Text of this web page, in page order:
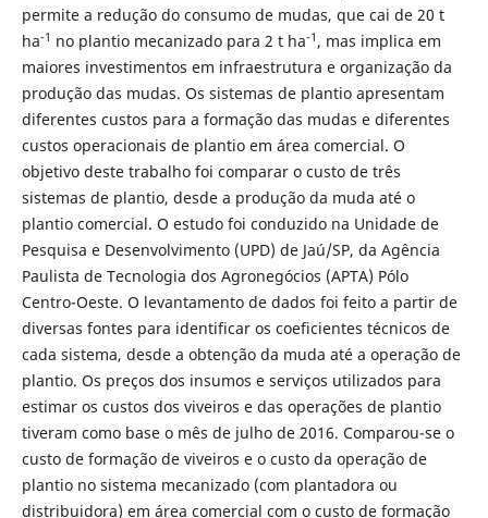
permite a redução do consumo de mudas, que cai de 20 t
ha-1 no plantio mecanizado para 2 t ha-1 , mas implica em
maiores investimentos em infraestrutura e organização da
produção das mudas. Os sistemas de plantio apresentam
diferentes custos para a formação das mudas e diferentes
custos operacionais de plantio em área comercial. O
objetivo deste trabalho foi comparar o custo de três
sistemas de plantio, desde a produção da muda até o
plantio comercial. O estudo foi conduzido na Unidade de
Pesquisa e Desenvolvimento (UPD) de Jaú/SP, da Agência
Paulista de Tecnologia dos Agronegócios (APTA) Pólo
Centro-Oeste. O levantamento de dados foi feito a partir de
diversas fontes para identificar os coeficientes técnicos de
cada sistema, desde a obtenção da muda até a operação de
plantio. Os preços dos insumos e serviços utilizados para
estimar os custos dos viveiros e das operações de plantio
tiveram como base o mês de julho de 2016. Comparou-se o
custo de formação de viveiros e o custo da operação de
plantio no sistema mecanizado (com plantadora ou
distribuidora) em área comercial com o custo de formação